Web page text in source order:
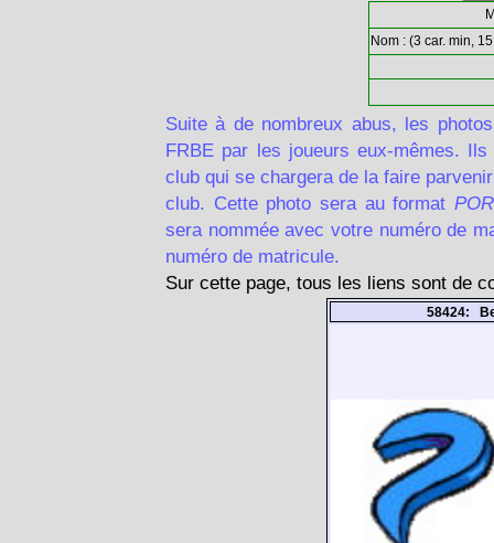
Nom : (3 car. min,
Suite à de nombreux abus, les
FRBE par les joueurs eux-mêmes.
club qui se chargera de la faire
club. Cette photo sera au format
sera nommée avec votre numéro de
numéro de matricule.
Sur cette page, tous les liens sont de
58424: